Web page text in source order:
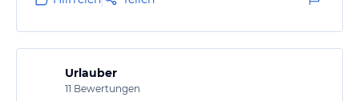
Urlauber
11 Bewertungen